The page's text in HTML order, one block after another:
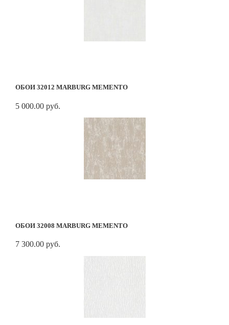
ОБОИ 32012 MARBURG MEMENTO
5 000.00 руб.
ОБОИ 32008 MARBURG MEMENTO
7 300.00 руб.